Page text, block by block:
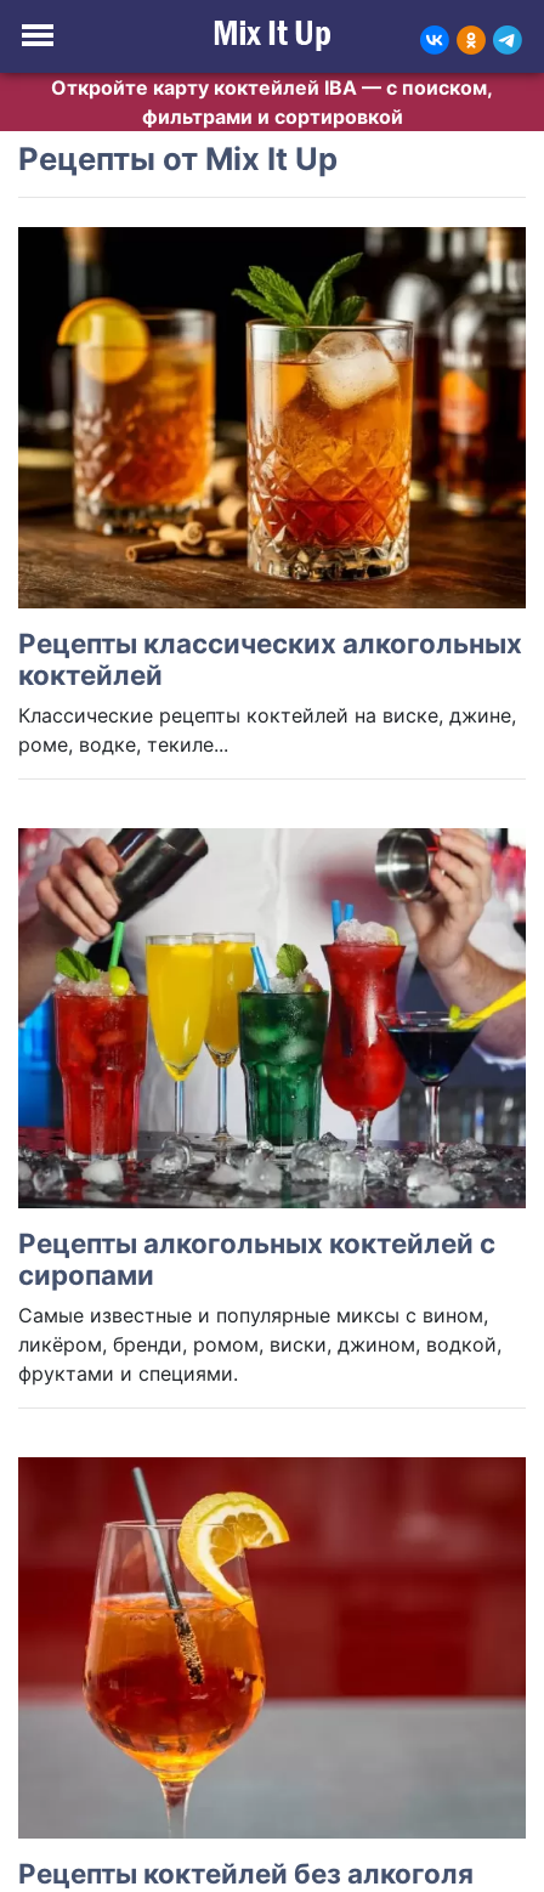
Откройте карту коктейлей IBA — с поиском,
фильтрами и сортировкой
Рецепты от Mix It Up
Рецепты классических алкогольных
коктейлей
Классические рецепты коктейлей на виске, джине,
роме, водке, текиле...
Рецепты алкогольных коктейлей с
сиропами
Самые известные и популярные миксы с вином,
ликёром, бренди, ромом, виски, джином, водкой,
фруктами и специями.
Рецепты коктейлей без алкоголя